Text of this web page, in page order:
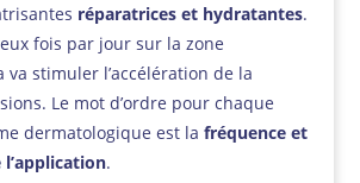
réparatrices et hydratantes.
fois par jour sur la zone
va stimuler l’accélération de la
Le mot d’ordre pour chaque
dermatologique est la fréquence et
.